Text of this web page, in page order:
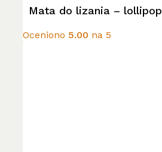
Opcje
Mata do lizania – lollipop
Oceniono 5.00 na 5